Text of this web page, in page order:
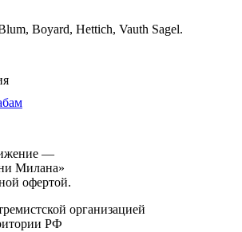
—
Милана»
офертой.
организацией
РФ